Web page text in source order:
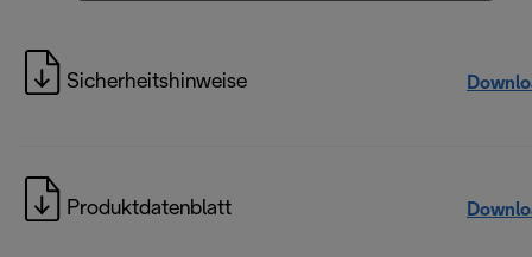
Sicherheitshinweise
Produktdatenblatt